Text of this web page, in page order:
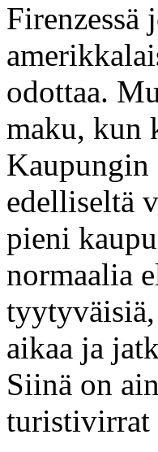
Firenzessä
odottaa.
maku, kun
edelliseltä
pieni
normaalia
aikaa ja
Siinä on
turistivirrat